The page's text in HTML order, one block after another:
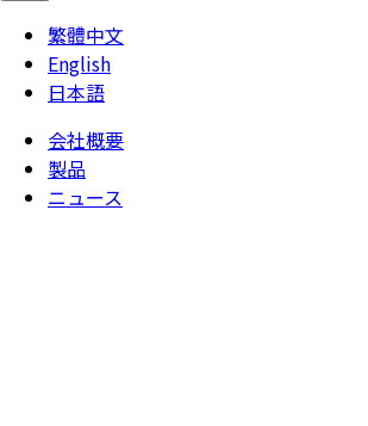
繁體中文
English
日本語
会社概要
製品
ニュース